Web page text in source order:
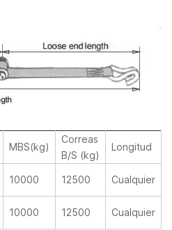
MBS(kg)
Correas
B/S (kg)
Longitud
10000 12500 Cualquier
10000 12500 Cualquier